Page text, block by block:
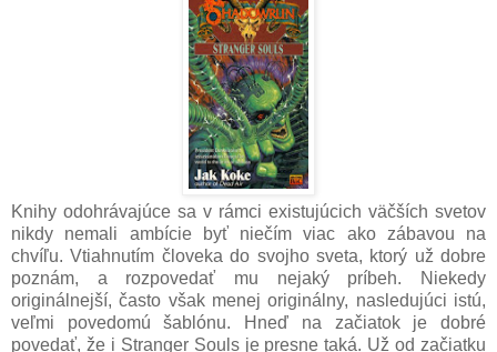
Knihy odohrávajúce sa v rámci existujúcich väčších svetov
nikdy nemali ambície byť niečím viac ako zábavou na
chvíľu. Vtiahnutím človeka do svojho sveta, ktorý už dobre
poznám, a rozpovedať mu nejaký príbeh. Niekedy
originálnejší, často však menej originálny, nasledujúci istú,
veľmi povedomú šablónu. Hneď na začiatok je dobré
povedať, že i Stranger Souls je presne taká. Už od začiatku